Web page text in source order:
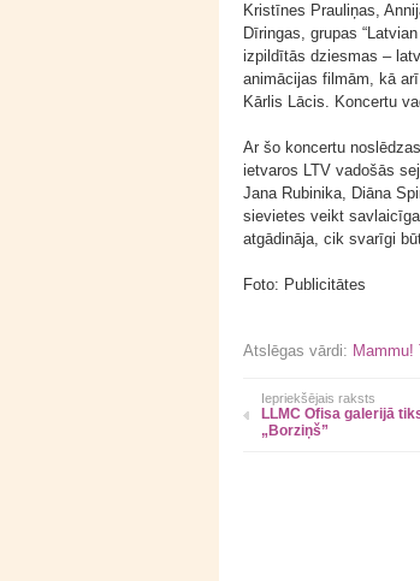
Kristīnes Prauliņas,
Dīringas, grupas
izpildītās dziesmas –
animācijas filmām, kā
Kārlis Lācis. Koncertu
Ar šo koncertu
ietvaros LTV vadošās
Jana Rubinika, Diāna
sievietes veikt
atgādināja, cik svarīgi
Foto: Publicitātes
Atslēgas vārdi: Mammu!
Iepriekšējais raksts
LLMC Ofisa galerijā
„Borziņš”